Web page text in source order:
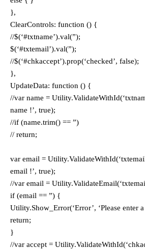
},
ClearControls: function () {
//$(‘#txtname’).val(”);
$(‘#txtemail’).val(”);
//$(‘#chkaccept’).prop(‘checked’, false);
},
UpdateData: function () {
//var name =
name !’, true);
//if (name.trim() == ”)
// return;
var email =
email !’, true);
//var email =
if (email == ”) {
Utility.Show_Error(‘Error’, ‘Please enter
return;
}
//var accept =